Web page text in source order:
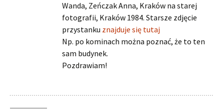
Wanda, Zeńczak Anna, Kraków na starej
fotografii, Kraków 1984. Starsze zdjęcie
przystanku znajduje się tutaj
Np. po kominach można poznać, że to ten
sam budynek.
Pozdrawiam!